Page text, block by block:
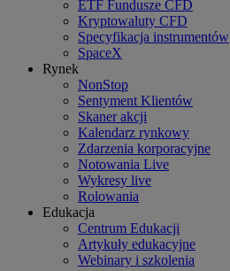
ETF Fundusze CFD
Kryptowaluty CFD
Specyfikacja instrumentów
SpaceX
Rynek
NonStop
Sentyment Klientów
Skaner akcji
Kalendarz rynkowy
Zdarzenia korporacyjne
Notowania Live
Wykresy live
Rolowania
Edukacja
Centrum Edukacji
Artykuły edukacyjne
Webinary i szkolenia